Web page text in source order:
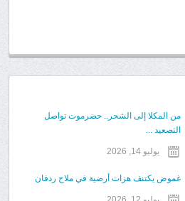
من المكلا إلى الشحر.. حضرموت تواصل
التصعيد ...
يوليو 14, 2026
غموض يكتنف هزات أرضية في ملاح ردفان